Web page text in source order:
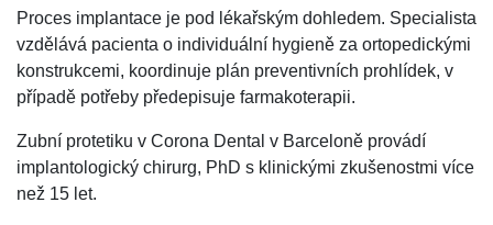
Proces implantace je pod lékařským dohledem. Specialista
vzdělává pacienta o individuální hygieně za ortopedickými
konstrukcemi, koordinuje plán preventivních prohlídek, v
případě potřeby předepisuje farmakoterapii.
Zubní protetiku v Corona Dental v Barceloně provádí
implantologický chirurg, PhD s klinickými zkušenostmi více
než 15 let.